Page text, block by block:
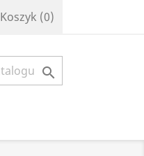
Koszyk (0)
